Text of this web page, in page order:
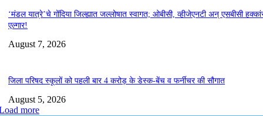
‘मंडल यात्रे’चे गोंदिया जिल्ह्यात जल्लोषात स्वागत; ओबीसी, व्हीजेएनटी अन् एसबीसी
एल्गार!
August 7, 2026
जिला परिषद स्कूलों को पहली बार 4 करोड़ के डेस्क-बेंच व फर्नीचर की सौगात
August 5, 2026
more